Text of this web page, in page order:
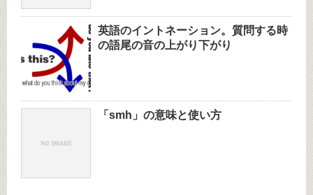
英語のイントネーション。質問する時
の語尾の音の上がり下がり
「smh」の意味と使い方